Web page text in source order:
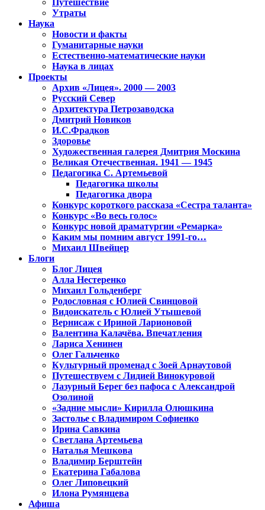
Путешествие
Утраты
Наука
Новости и факты
Гуманитарные науки
Естественно-математические науки
Наука в лицах
Проекты
Архив «Лицея». 2000 — 2003
Русский Север
Архитектура Петрозаводска
Дмитрий Новиков
И.С.Фрадков
Здоровье
Художественная галерея Дмитрия Москина
Великая Отечественная. 1941 — 1945
Педагогика С. Артемьевой
Педагогика школы
Педагогика двора
Конкурс короткого рассказа «Сестра таланта»
Конкурс «Во весь голос»
Конкурс новой драматургии «Ремарка»
Каким мы помним август 1991-го…
Михаил Швейцер
Блоги
Блог Лицея
Алла Нестеренко
Михаил Гольденберг
Родословная с Юлией Свинцовой
Видоискатель с Юлией Утышевой
Вернисаж с Ириной Ларионовой
Валентина Калачёва. Впечатления
Лариса Хенинен
Олег Гальченко
Культурный променад с Зоей Арнаутовой
Путешествуем с Лидией Винокуровой
Лазурный Берег без пафоса с Александрой
Озолиной
«Задние мысли» Кирилла Олюшкина
Застолье с Владимиром Софиенко
Ирина Савкина
Светлана Артемьева
Наталья Мешкова
Владимир Берштейн
Екатерина Габалова
Олег Липовецкий
Илона Румянцева
Афиша